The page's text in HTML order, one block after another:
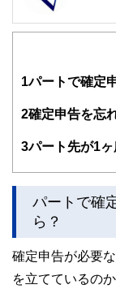
知識が
得者を
験者で
ドバイ
士、行
かしく
をわか
このよ
1 パートで確定
2確定申告を忘
3パート先が1
パートで確
ら？
確定申告が必要
を立てているの